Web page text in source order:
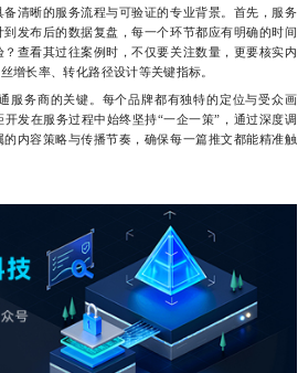
晰的服务流程与可验证的专业背景。首先，服务
发布后的数据复盘，每一个环节都应有明确的时间
查看其过往案例时，不仅要关注数量，更要核实内
增长率、转化路径设计等关键指标。
务商的关键。每个品牌都有独特的定位与受众画
发在服务过程中始终坚持“一企一策”，通过深度调
内容策略与传播节奏，确保每一篇推文都能精准触